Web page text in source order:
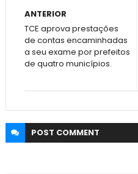
ANTERIOR
TCE aprova prestações
de contas encaminhadas
a seu exame por prefeitos
de quatro municípios.
POST COMMENT